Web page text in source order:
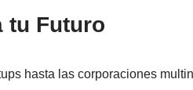
tu Futuro
hasta las corporaciones